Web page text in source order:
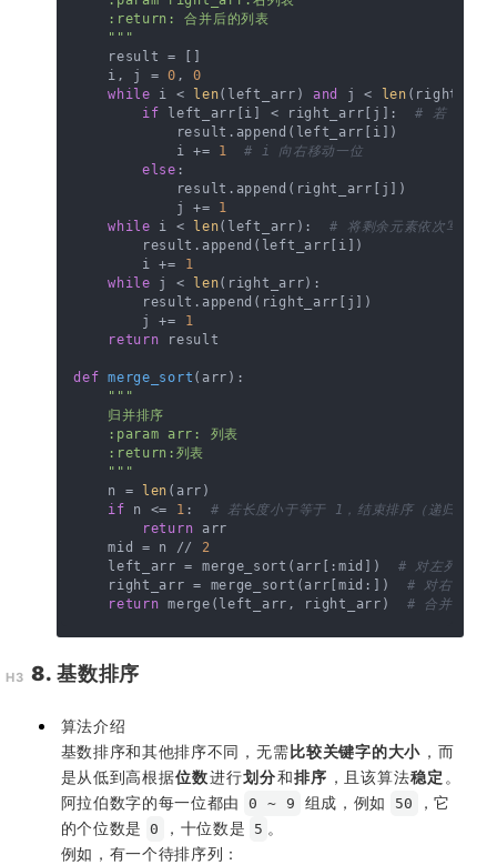
    :return: 合并后的列表
    """
    result = []
    i, j =
0 , 0
while i < len(left_arr) and j < len
if left_arr[i] < right_arr[j]: # 若 i 指
            result.append(left_arr[i])
            i +=
1
# i 向右移动一位
else :
            result.append(right_arr[j])
            j +=
1
while i < len(left_arr): # 将剩余元素依次写入
        result.append(left_arr[i])
        i +=
1
while j < len(right_arr):
        result.append(right_arr[j])
        j +=
1
return result
def merge_sort ( arr ):
"""
    归并排序
    :param arr: 列表
    :return:列表
    """
    n =
len (arr)
if n <= 1 : # 若长度小于等于 1，结束排序（递归出口
return arr
    mid = n //
2
    left_arr = merge_sort(arr[:mid])
# 对左列表进
    right_arr = merge_sort(arr[mid:])
# 对右列表进
return merge(left_arr, right_arr) # 合并左右两
8. 基数排序
算法介绍
基数排序和其他排序不同，无需比较关键字的大小 ，而
是从低到高根据位数进行划分和排序 ，且该算法稳定 。
阿拉伯数字的每一位都由
0 ~ 9 组成，例如 50
，它
的个位数是
0 ，十位数是 5 。
例如，有一个待排序列：